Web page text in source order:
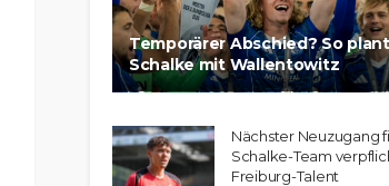
Temporärer Abschied? So plant
Schalke mit Wallentowitz
Nächster Neuzugang
Schalke-Team
Freiburg-Talent